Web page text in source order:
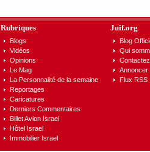
Rubriques
Blogs
Vidéos
Opinions
Le Mag
La Personnalité de la semaine
Reportages
Caricatures
Derniers Commentaires
Billet Avion Israel
Hôtel Israel
Immobilier Israel
Juif.org
Blog
Qui
Annoncer
Flux RSS